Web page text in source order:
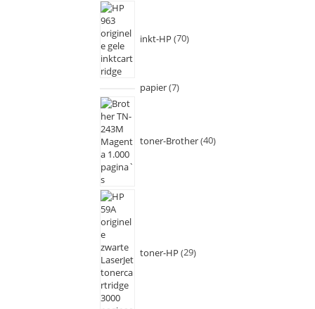
inkt-HP 70
papier 7
toner-Brother 40
toner-HP 29